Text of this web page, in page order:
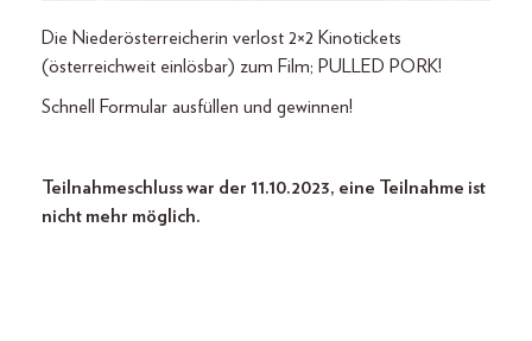
Die Niederösterreicherin verlost 2×2 Kinotickets
(österreichweit einlösbar) zum Film; PULLED PORK!
Schnell Formular ausfüllen und gewinnen!
Teilnahmeschluss war der 11.10.2023, eine Teilnahme ist
nicht mehr möglich.